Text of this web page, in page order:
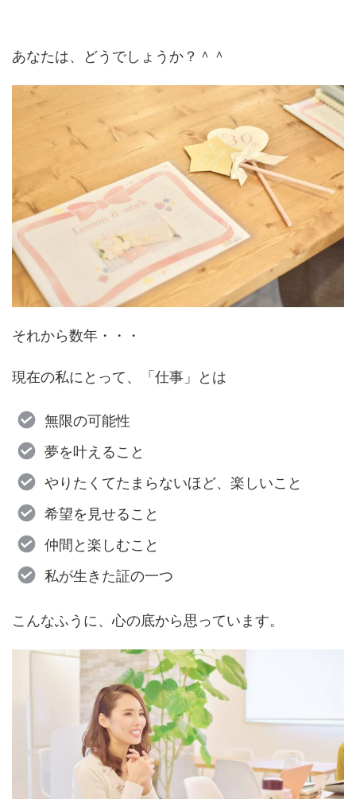
あなたは、どうでしょうか？＾＾
それから数年・・・
現在の私にとって、「仕事」とは
無限の可能性
夢を叶えること
やりたくてたまらないほど、楽しいこと
希望を見せること
仲間と楽しむこと
私が生きた証の一つ
こんなふうに、心の底から思っています。